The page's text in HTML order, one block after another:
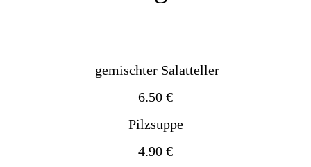
gemischter Salatteller
6.50 €
Pilzsuppe
4.90 €